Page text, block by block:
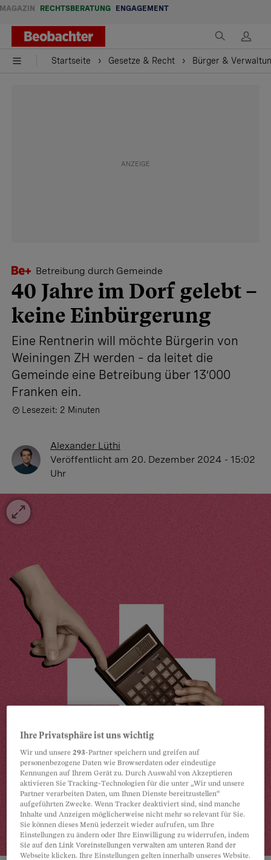
MAGAZIN RECHTSBERATUNG ENGAGEMENT
Startseite Gesetze & Recht Bürger &
Betreibung durch Gemeinde
40 Jahre im Dorf gelebt –
keine Einbürgerung
Eine Rentnerin will möchte Bürgerin von
Weiningen ZH werden – da leitet die
Gemeinde eine Betreibung über 13’000
Franken ein.
Lesezeit: 2 Minuten
Alexander Lüthi
Veröffentlicht am 20. Dezember 2024 - 15:02
Uhr
Ihre Privatsphäre ist uns wichtig
Wir und unsere293-Partner speichern und greifen auf
personenbezogene Daten wie Browserdaten oder eindeutige
Kennungen auf Ihrem Gerät zu. Durch Auswahl von Akzeptieren
aktivieren Sie Tracking-Technologien für die unter „Wir und unsere
Partner verarbeiten Daten, um Ihnen Dienste bereitzustellen“
aufgeführten Zwecke. Wenn Tracker deaktiviert sind, sind manche
Inhalte und Anzeigen möglicherweise nicht mehr so relevant für Sie.
Sie können dieses Menü jederzeit wieder aufrufen, um Ihre
Einstellungen zu ändern oder Ihre Einwilligung zu widerrufen, indem
Sie auf den Link Voreinstellungen verwalten am unteren Rand der
Webseite klicken. Ihre Einstellungen gelten innerhalb unseres Website.